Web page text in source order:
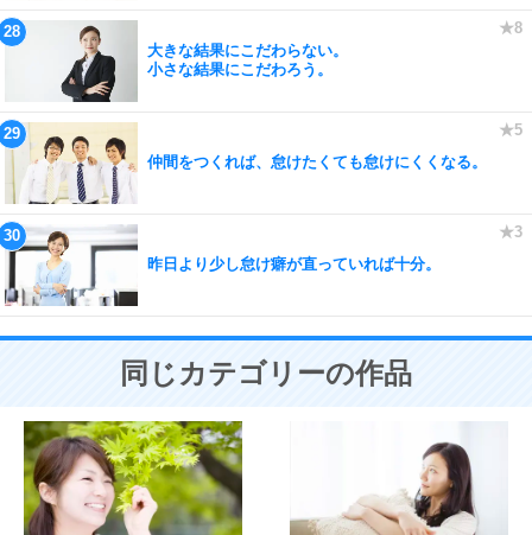
大きな結果にこだわらない。
小さな結果にこだわろう。
仲間をつくれば、怠けたくても怠けにくくなる。
昨日より少し怠け癖が直っていれば十分。
同じカテゴリーの作品